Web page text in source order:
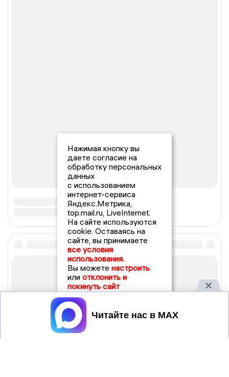
Нажимая кнопку вы
даете согласие на
обработку персональных
данных
с использованием
интернет-сервиса
Яндекс.Метрика,
top.mail.ru, LiveInternet.
На сайте используются
cookie. Оставаясь на
сайте, вы принимаете
все условия
использования.
Вы можете настроить
или отклонить и
покинуть сайт
Принять